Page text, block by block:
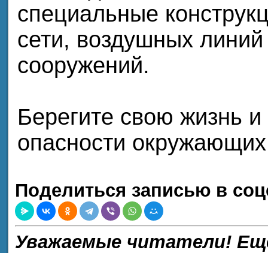
специальные
сети, воздушных
сооружений.
Берегите свою жизнь
опасности
Поделиться записью в
Уважаемые читатели!